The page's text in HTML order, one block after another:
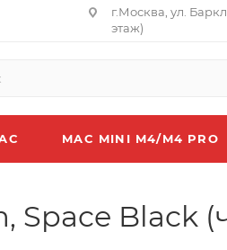
г.Москва, ул.
этаж)
MAC MINI M4/M4 PRO
Space Black